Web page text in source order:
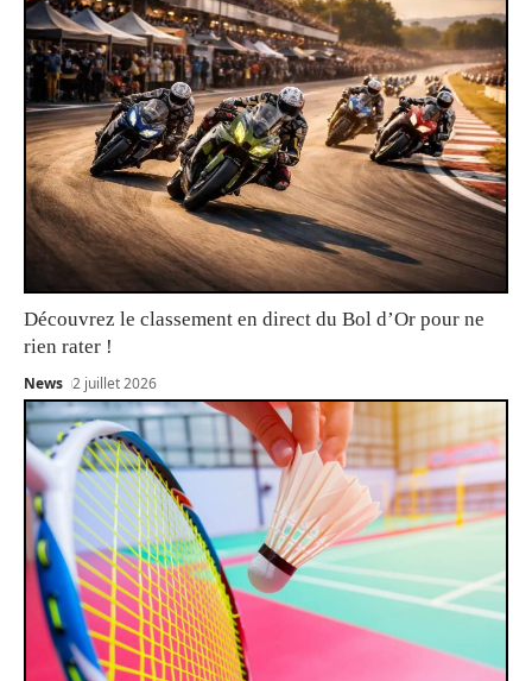
Découvrez le classement en direct du Bol d’Or pour ne
rien rater !
News 2 juillet 2026